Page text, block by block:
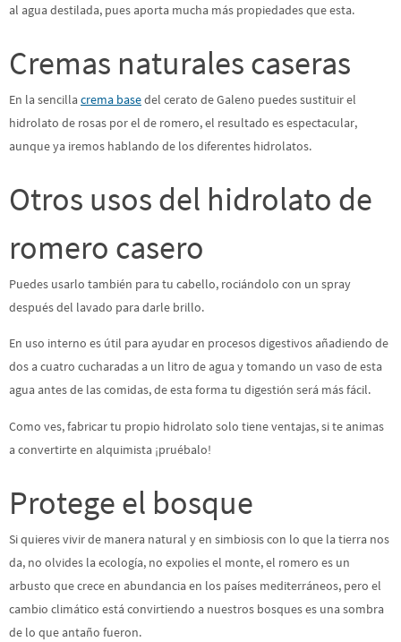
al agua destilada, pues aporta mucha más propiedades que esta.
Cremas naturales caseras
En la sencillacrema basedel cerato de Galeno puedes sustituir el
hidrolato de rosas por el de romero, el resultado es espectacular,
aunque ya iremos hablando de los diferentes hidrolatos.
Otros usos del hidrolato de
romero casero
Puedes usarlo también para tu cabello, rociándolo con un spray
después del lavado para darle brillo.
En uso interno es útil para ayudar en procesos digestivos añadiendo de
dos a cuatro cucharadas a un litro de agua y tomando un vaso de esta
agua antes de las comidas, de esta forma tu digestión será más fácil.
Como ves, fabricar tu propio hidrolato solo tiene ventajas, si te animas
a convertirte en alquimista ¡pruébalo!
Protege el bosque
Si quieres vivir de manera natural y en simbiosis con lo que la tierra nos
da, no olvides la ecología, no expolies el monte, el romero es un
arbusto que crece en abundancia en los países mediterráneos, pero el
cambio climático está convirtiendo a nuestros bosques es una sombra
de lo que antaño fueron.